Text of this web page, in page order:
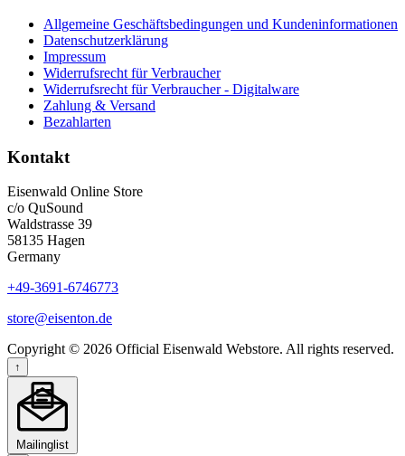
Allgemeine Geschäftsbedingungen und Kundeninformationen
Datenschutzerklärung
Impressum
Widerrufsrecht für Verbraucher
Widerrufsrecht für Verbraucher - Digitalware
Zahlung & Versand
Bezahlarten
Kontakt
Eisenwald Online Store
c/o QuSound
Waldstrasse 39
58135 Hagen
Germany
+49-3691-6746773
store@eisenton.de
Copyright © 2026 Official Eisenwald Webstore. All rights reserved.
↑
Mailinglist